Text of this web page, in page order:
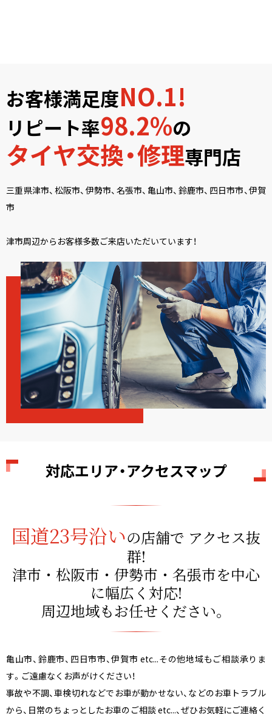
お客様満足度NO.1!
リピート率98.2%の
タイヤ交換・修理専門店
三重県津市、松阪市、伊勢市、名張市、亀山市、鈴鹿市、四日市市、伊賀
市
津市周辺からお客様多数ご来店いただいています！
対応エリア・アクセスマップ
国道23号沿いの店舗で アクセス抜
群!
津市・松阪市・伊勢市・名張市を中心
に幅広く対応!
周辺地域もお任せください。
亀山市、鈴鹿市、四日市市、伊賀市 etc...その他地域もご相談承りま
す。ご遠慮なくお声がけください！
事故や不調、車検切れなどでお車が動かせない、などのお車トラブル
から、日常のちょっとしたお車のご相談 etc...、ぜひお気軽にご連絡く